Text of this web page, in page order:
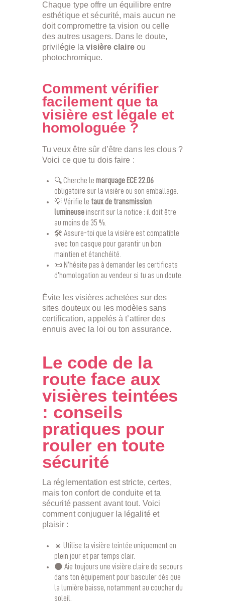
Chaque type offre un équilibre entre
esthétique et sécurité, mais aucun ne
doit compromettre ta vision ou celle
des autres usagers. Dans le doute,
privilégie lavisière claireou
photochromique.
Comment vérifier
facilement que ta
visière est légale et
homologuée ?
Tu veux être sûr d’être dans les clous ?
Voici ce que tu dois faire :
🔍 Cherche le marquage ECE 22.06
obligatoire sur la visière ou son emballage.
💡 Vérifie le taux de transmission
lumineuse inscrit sur la notice : il doit être
au moins de 35 %.
🛠️ Assure-toi que la visière est compatible
avec ton casque pour garantir un bon
maintien et étanchéité.
📜 N’hésite pas à demander les certificats
d’homologation au vendeur si tu as un doute.
Évite les visières achetées sur des
sites douteux ou les modèles sans
certification, appelés à t’attirer des
ennuis avec la loi ou ton assurance.
Le code de la
route face aux
visières teintées
: conseils
pratiques pour
rouler en toute
sécurité
La réglementation est stricte, certes,
mais ton confort de conduite et ta
sécurité passent avant tout. Voici
comment conjuguer la légalité et
plaisir :
☀️ Utilise ta visière teintée uniquement en
plein jour et par temps clair.
🌑 Aie toujours une visière claire de secours
dans ton équipement pour basculer dès que
la lumière baisse, notamment au coucher du
soleil.